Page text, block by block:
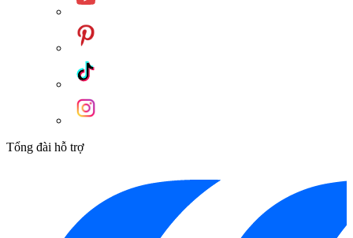
chắn, gọn gàng, giúp người sử dụng an toàn khi sử dụng.
Bồn tắm còn được trang bị công nghệ massage sục khí và phun
các lớp bọt khí trong nước, giúp massage dịu nhẹ và thư giãn
cơ thể sau một ngày làm việc căng thẳng. Bên cạnh đó, chất
dễ dàng phối hợp với nội thất trong nhà, mang đến không gian
Tổng đài hỗ trợ